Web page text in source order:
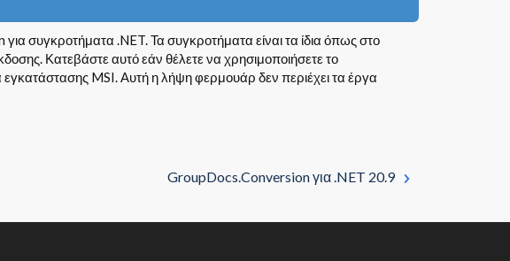
συγκροτήματα .NET. Τα συγκροτήματα είναι τα ίδια όπως στο
Κατεβάστε αυτό εάν θέλετε να χρησιμοποιήσετε το
MSI. Αυτή η λήψη φερμουάρ δεν περιέχει τα έργα
GroupDocs.Conversion για .NET 20.9